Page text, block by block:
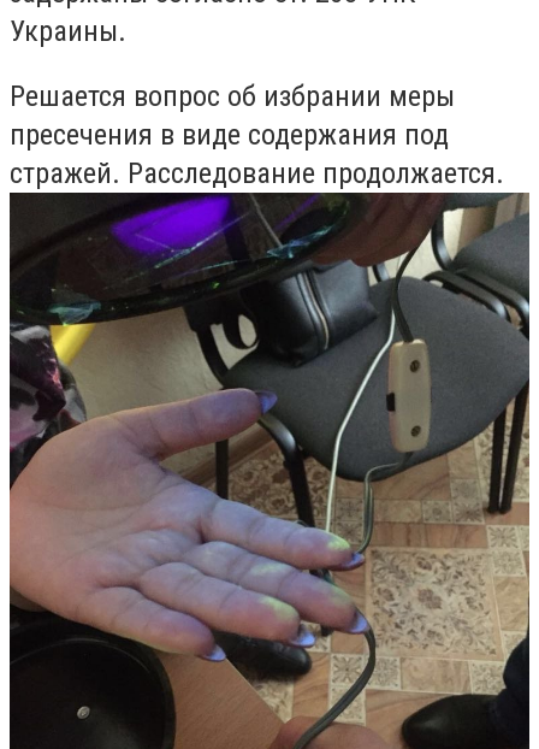
Украины.
Решается вопрос об избрании меры
пресечения в виде содержания под
стражей. Расследование продолжается.